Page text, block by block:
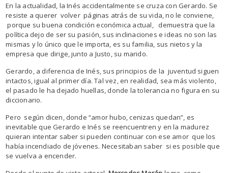
En la actualidad, la Inés accidentalmente se cruza con Gerardo. Se
resiste a querer volver páginas atrás de su vida, no le conviene,
porque su buena condición económica actual, demuestra que la
política dejo de ser su pasión, sus inclinaciones e ideas no son las
mismas y lo único que le importa, es su familia, sus nietos y la
empresa que dirige, junto a Justo, su marido.
Gerardo, a diferencia de Inés, sus principios de la juventud siguen
intactos, igual al primer día. Tal vez, en realidad, sea más violento,
el pasado le ha dejado huellas, donde la tolerancia no figura en su
diccionario.
Pero según dicen, donde “amor hubo, cenizas quedan”, es
inevitable que Gerardo e Inés se reencuentren y en la madurez
quieran intentar saber si pueden continuar con ese amor que los
había incendiado de jóvenes. Necesitaban saber si es posible que
se vuelva a encender.